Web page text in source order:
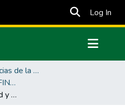
Log In
Facultad de Ciencias de la Salud y Educación
Carrera de Enfermeria FINAL
Relación entre ansiedad y desempeño físico en aspirantes a Fuerzas Armadas y Policiales.